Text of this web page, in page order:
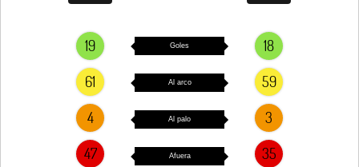
19
61
4
47
18
59
3
35
Goles
Al arco
Al palo
Afuera